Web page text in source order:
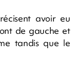
avoir eu
de gauche et
tandis que le